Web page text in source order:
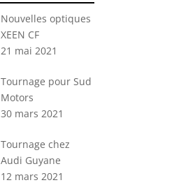
Nouvelles optiques
XEEN CF
21 mai 2021
Tournage pour Sud
Motors
30 mars 2021
Tournage chez
Audi Guyane
12 mars 2021